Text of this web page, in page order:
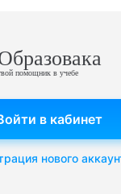
помощник в учебе
в кабинет
нового